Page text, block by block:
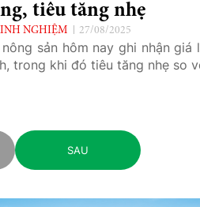
tiêu tăng nhẹ
NGHIỆM 27/08/2025
sản hôm nay ghi nhận
trong khi đó tiêu tăng nhẹ so
SAU